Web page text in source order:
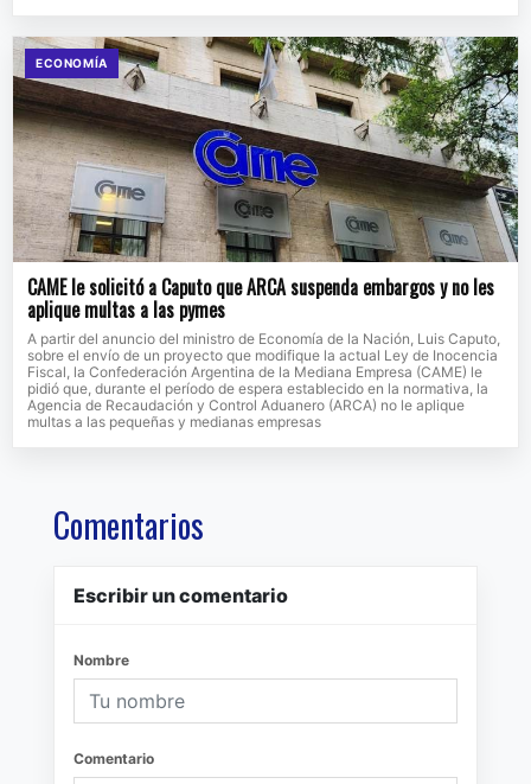
ECONOMÍA
CAME le solicitó a Caputo que ARCA suspenda embargos y no les
aplique multas a las pymes
A partir del anuncio del ministro de Economía de la Nación, Luis Caputo,
sobre el envío de un proyecto que modifique la actual Ley de Inocencia
Fiscal, la Confederación Argentina de la Mediana Empresa (CAME) le
pidió que, durante el período de espera establecido en la normativa, la
Agencia de Recaudación y Control Aduanero (ARCA) no le aplique
multas a las pequeñas y medianas empresas
Comentarios
Escribir un comentario
Nombre
Comentario